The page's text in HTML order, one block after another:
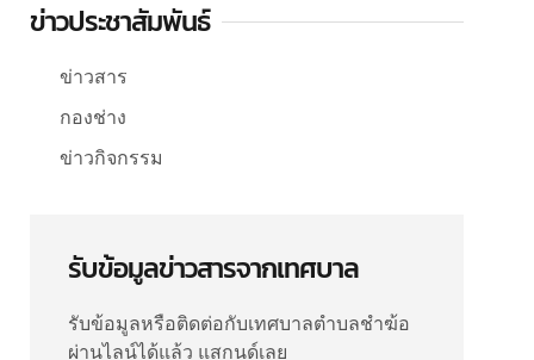
ข่าวประชาสัมพันธ์
ข่าวสาร
กองช่าง
ข่าวกิจกรรม
รับข้อมูลข่าวสารจากเทศบาล
รับข้อมูลหรือติดต่อกับเทศบาลตำบลชำฆ้อ
ผ่านไลน์ได้แล้ว แสกนด์เลย